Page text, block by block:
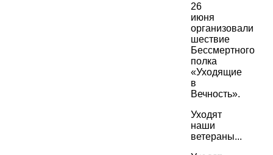
26
июня
организовали
шествие
Бессмертного
полка
«Уходящие
в
Вечность».
Уходят
наши
ветераны...